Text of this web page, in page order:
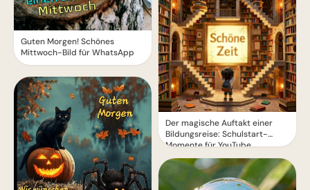
Guten Morgen! Schönes
Mittwoch-Bild für WhatsApp
Der magische Auftakt einer
Bildungsreise: Schulstart-
Momente für YouTube